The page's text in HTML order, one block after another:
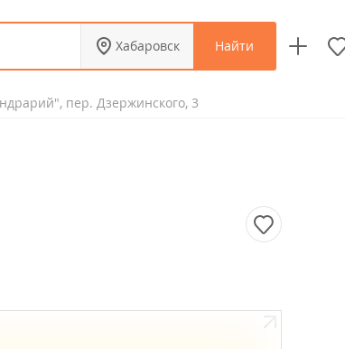
Хабаровск Найти
пер. Дзержинского, 3